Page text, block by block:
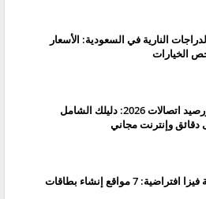
النارية في السعودية: الأسعار
الخيارات
أكواد هدايا ورصيد اتصالات 2026: دليلك الشامل
وإنترنت مجاني
أرخص بطاقة فيزا افتراضية: 7 مواقع إنشاء بطاقات